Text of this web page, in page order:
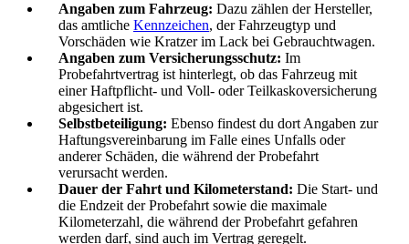
Angaben zum Fahrzeug: Dazu zählen der Hersteller,
das amtliche Kennzeichen, der Fahrzeugtyp und
Vorschäden wie Kratzer im Lack bei Gebrauchtwagen.
Angaben zum Versicherungsschutz: Im
Probefahrtvertrag ist hinterlegt, ob das Fahrzeug mit
einer Haftpflicht- und Voll- oder Teilkaskoversicherung
abgesichert ist.
Selbstbeteiligung: Ebenso findest du dort Angaben zur
Haftungsvereinbarung im Falle eines Unfalls oder
anderer Schäden, die während der Probefahrt
verursacht werden.
Dauer der Fahrt und Kilometerstand: Die Start- und
die Endzeit der Probefahrt sowie die maximale
Kilometerzahl, die während der Probefahrt gefahren
werden darf, sind auch im Vertrag geregelt.